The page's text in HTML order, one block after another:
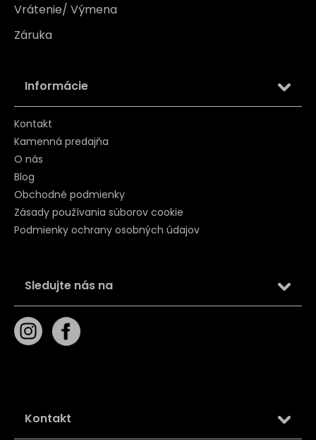
Vrátenie/ Výmena
Záruka
Informácie
Kontakt
Kamenná predajňa
O nás
Blog
Obchodné podmienky
Zásady používania súborov cookie
Podmienky ochrany osobných údajov
Sledujte nás na
Kontakt